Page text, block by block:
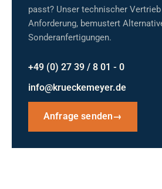
passt? Unser technischer
Anforderung, bemustert
Sonderanfertigungen.
+49 (0) 27 39 / 8 01 - 0
info@krueckemeyer.de
Anfrage senden→